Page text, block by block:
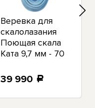
Веревка для
скалолазания
Поющая скала
Ката 9,7 мм - 70
39 990 a